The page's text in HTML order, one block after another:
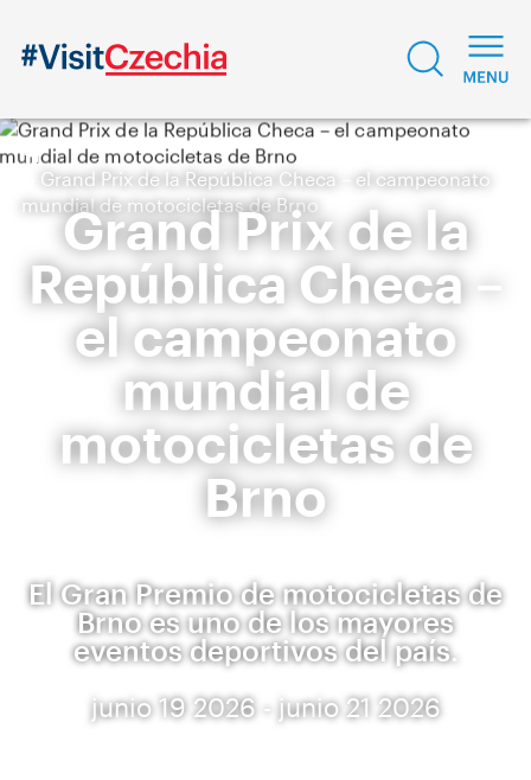
Grand Prix de la República Checa – el campeonato
mundial de motocicletas de Brno
Grand Prix de la
República Checa –
el campeonato
mundial de
motocicletas de
Brno
El Gran Premio de motocicletas de
Brno es uno de los mayores
eventos deportivos del país.
junio 19 2026 - junio 21 2026